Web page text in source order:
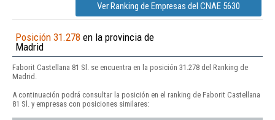
Ver Ranking de Empresas del CNAE 5630
Posición 31.278 en la provincia de
Madrid
Faborit Castellana 81 Sl. se encuentra en la posición 31.278 del Ranking de
Madrid.
A continuación podrá consultar la posición en el ranking de Faborit Castellana
81 Sl. y empresas con posiciones similares: